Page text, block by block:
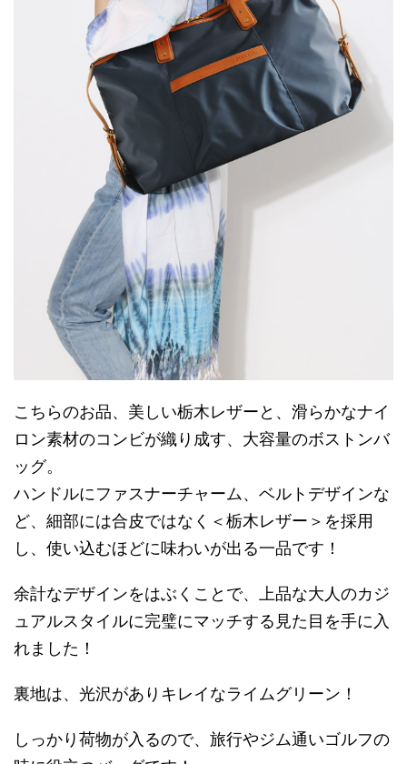
こちらのお品、美しい栃木レザーと、滑らかなナイ
ロン素材のコンビが織り成す、大容量のボストンバ
ッグ。
ハンドルにファスナーチャーム、ベルトデザインな
ど、細部には合皮ではなく＜栃木レザー＞を採用
し、使い込むほどに味わいが出る一品です！
余計なデザインをはぶくことで、上品な大人のカジ
ュアルスタイルに完璧にマッチする見た目を手に入
れました！
裏地は、光沢がありキレイなライムグリーン！
しっかり荷物が入るので、旅行やジム通いゴルフの